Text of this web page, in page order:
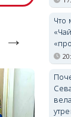
Что